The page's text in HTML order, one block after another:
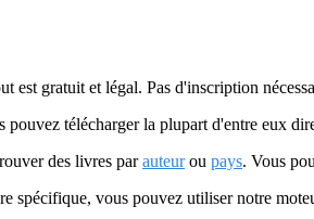
est gratuit et légal. Pas d'inscription
télécharger la plupart d'entre eux
des livres parauteurou pays. Vous
spécifique, vous pouvez utiliser notre